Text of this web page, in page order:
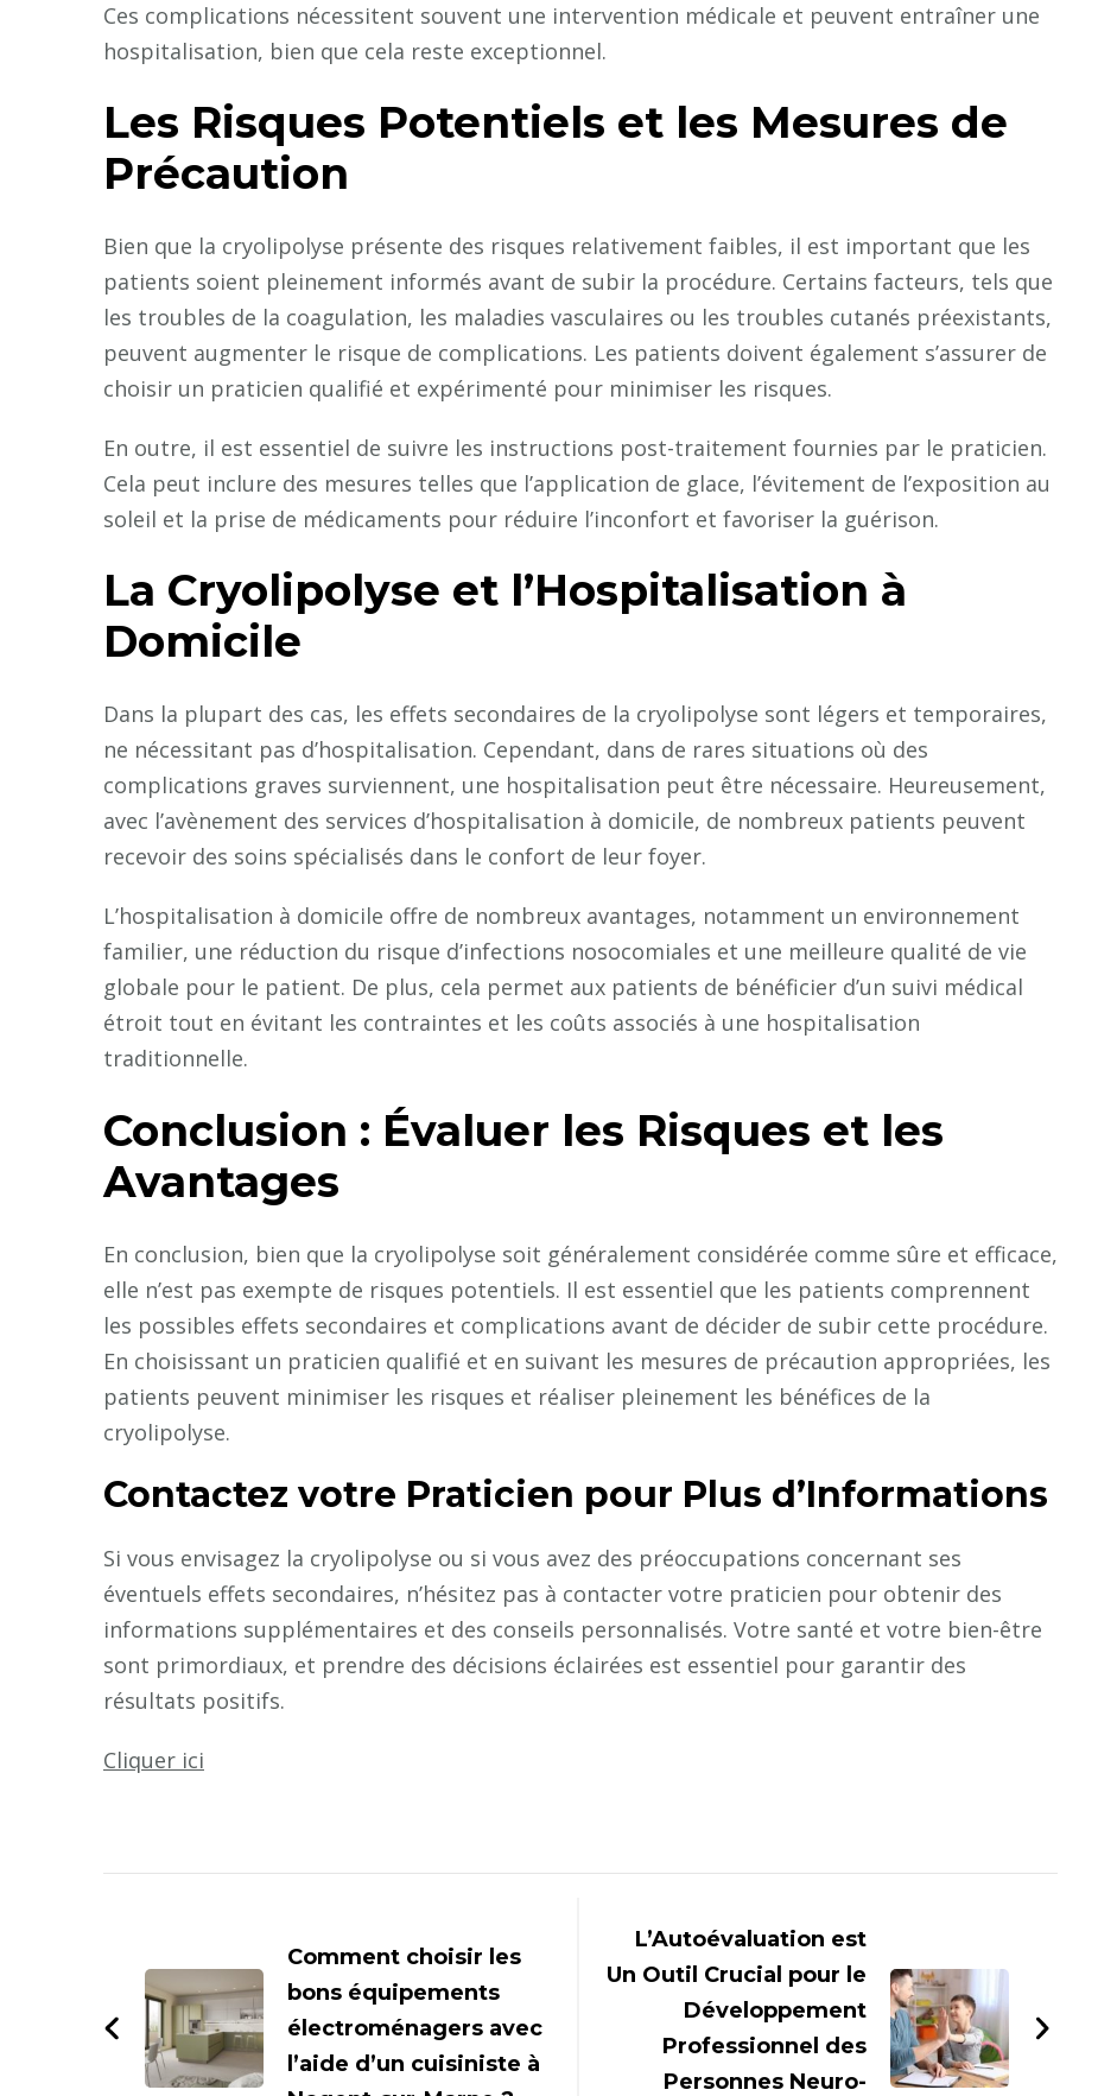
Ces complications nécessitent souvent une intervention médicale et peuvent entraîner une
hospitalisation, bien que cela reste exceptionnel.
Les Risques Potentiels et les Mesures de
Précaution
Bien que la cryolipolyse présente des risques relativement faibles, il est important que les
patients soient pleinement informés avant de subir la procédure. Certains facteurs, tels que
les troubles de la coagulation, les maladies vasculaires ou les troubles cutanés préexistants,
peuvent augmenter le risque de complications. Les patients doivent également s’assurer de
choisir un praticien qualifié et expérimenté pour minimiser les risques.
En outre, il est essentiel de suivre les instructions post-traitement fournies par le praticien.
Cela peut inclure des mesures telles que l’application de glace, l’évitement de l’exposition au
soleil et la prise de médicaments pour réduire l’inconfort et favoriser la guérison.
La Cryolipolyse et l’Hospitalisation à
Domicile
Dans la plupart des cas, les effets secondaires de la cryolipolyse sont légers et temporaires,
ne nécessitant pas d’hospitalisation. Cependant, dans de rares situations où des
complications graves surviennent, une hospitalisation peut être nécessaire. Heureusement,
avec l’avènement des services d’hospitalisation à domicile, de nombreux patients peuvent
recevoir des soins spécialisés dans le confort de leur foyer.
L’hospitalisation à domicile offre de nombreux avantages, notamment un environnement
familier, une réduction du risque d’infections nosocomiales et une meilleure qualité de vie
globale pour le patient. De plus, cela permet aux patients de bénéficier d’un suivi médical
étroit tout en évitant les contraintes et les coûts associés à une hospitalisation
traditionnelle.
Conclusion : Évaluer les Risques et les
Avantages
En conclusion, bien que la cryolipolyse soit généralement considérée comme sûre et efficace,
elle n’est pas exempte de risques potentiels. Il est essentiel que les patients comprennent
les possibles effets secondaires et complications avant de décider de subir cette procédure.
En choisissant un praticien qualifié et en suivant les mesures de précaution appropriées, les
patients peuvent minimiser les risques et réaliser pleinement les bénéfices de la
cryolipolyse.
Contactez votre Praticien pour Plus d’Informations
Si vous envisagez la cryolipolyse ou si vous avez des préoccupations concernant ses
éventuels effets secondaires, n’hésitez pas à contacter votre praticien pour obtenir des
informations supplémentaires et des conseils personnalisés. Votre santé et votre bien-être
sont primordiaux, et prendre des décisions éclairées est essentiel pour garantir des
résultats positifs.
Cliquer ici
Comment choisir les
bons équipements
électroménagers avec
l’aide d’un cuisiniste à
L’Autoévaluation est
Un Outil Crucial pour le
Développement
Professionnel des
Personnes Neuro-